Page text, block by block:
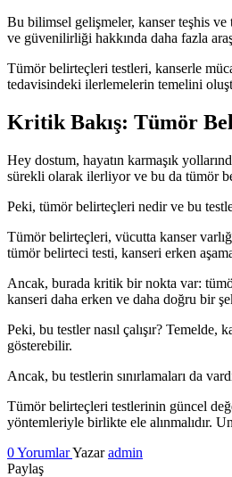
Bu bilimsel gelişmeler, kanser teşhis
ve güvenilirliği hakkında daha fazla
Tümör belirteçleri testleri, kanserle
tedavisindeki ilerlemelerin temelini
Kritik Bakış: Tümör
Hey dostum, hayatın karmaşık
sürekli olarak ilerliyor ve bu da tümör
Peki, tümör belirteçleri nedir ve bu
Tümör belirteçleri, vücutta kanser
tümör belirteci testi, kanseri erken
Ancak, burada kritik bir nokta var:
kanseri daha erken ve daha doğru bir
Peki, bu testler nasıl çalışır?
gösterebilir.
Ancak, bu testlerin sınırlamaları da
Tümör belirteçleri testlerinin güncel
yöntemleriyle birlikte ele alınmalıdır.
0 YorumlarYazaradmin
Paylaş